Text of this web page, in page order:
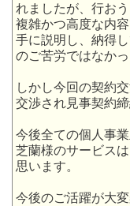
れましたが、行お
複雑かつ高度な内
手に説明し、納得
のご苦労ではなかっ
しかし今回の契約
交渉され見事契約
今後全ての個人事
芝蘭様のサービス
思います。
今後のご活躍が大